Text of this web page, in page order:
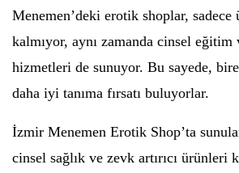
Menemen’deki erotik shoplar, sadece
kalmıyor, aynı zamanda cinsel eğitim
hizmetleri de sunuyor. Bu sayede,
daha iyi tanıma fırsatı buluyorlar.
İzmir Menemen Erotik Shop’ta
cinsel sağlık ve zevk artırıcı ürünleri